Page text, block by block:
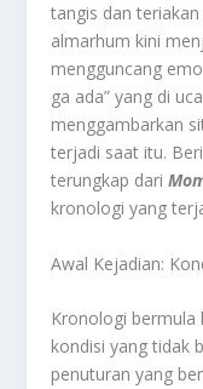
tangis dan
almarhum kini
mengguncang
ga ada” yang di
menggambarkan
terjadi saat itu.
terungkap dari
kronologi yang
Awal Kejadian:
Kronologi bermula
kondisi yang tidak
penuturan yang